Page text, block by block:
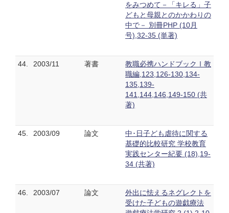
をみつめて－「キレる」子
どもと母親とのかかわりの
中で－ 別冊PHP (10月
号),32-35 (単著)
44. 2003/11 著書
教職必携ハンドブックⅠ教
職編,123,126-130,134-
135,139-
141,144,146,149-150 (共
著)
45. 2003/09 論文
中･日子ども虐待に関する
基礎的比較研究 学校教育
実践センター紀要 (18),19-
34 (共著)
46. 2003/07 論文
外出に怯えるネグレクトを
受けた子どもの遊戯療法